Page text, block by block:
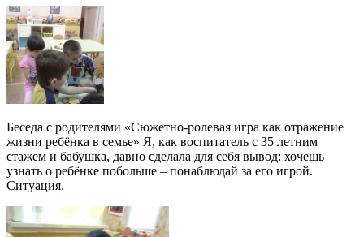
Беседа с родителями «Сюжетно-ролевая игра как отражение
жизни ребёнка в семье» Я, как воспитатель с 35 летним
стажем и бабушка, давно сделала для себя вывод: хочешь
узнать о ребёнке побольше – понаблюдай за его игрой.
Ситуация.